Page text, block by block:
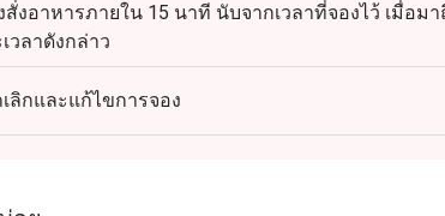
งอาหารภายใน 15 นาที นับจากเวลาที่จองไว้ เมื่อม
วลาดังกล่าว
ละการสั่งอาหารเพิ่มเติม
ครบภายใน 15 นาทีแรกแล้ว บิลจะถูกปิดเพื่อป้องกัน
สั่งอาหารเพิ่มเติม ร้านจะเปิดบิลใหม่ โดยบิลใหม่นี้
ารมาถึงร้านและการจอง
ลิกและแก้ไขการจอง